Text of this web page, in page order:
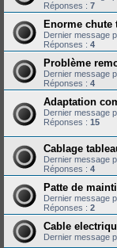
Réponses : 7
Enorme chute
Dernier message
Réponses : 4
Problème
Dernier message
Réponses : 4
Adaptation
Dernier message
Réponses : 15
Cablage
Dernier message
Réponses : 4
Patte de
Dernier message
Réponses : 2
Cable
Dernier message